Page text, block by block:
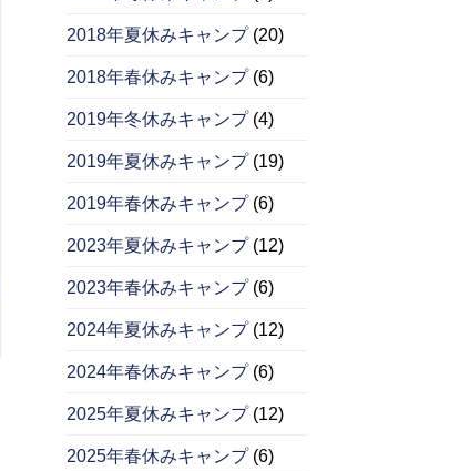
2018年夏休みキャンプ(20)
2018年春休みキャンプ(6)
2019年冬休みキャンプ(4)
2019年夏休みキャンプ(19)
2019年春休みキャンプ(6)
2023年夏休みキャンプ(12)
2023年春休みキャンプ(6)
2024年夏休みキャンプ(12)
2024年春休みキャンプ(6)
2025年夏休みキャンプ(12)
2025年春休みキャンプ(6)